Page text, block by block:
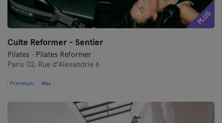
PLUS
Culte Reformer - Sentier
Pilates · Pilates Reformer
Paris 02, Rue d'Alexandrie 6
Premium Max